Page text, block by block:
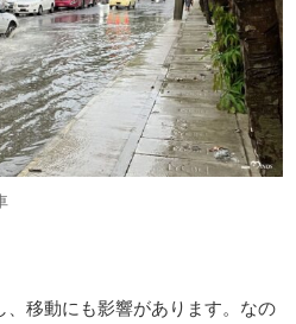
移動にも影響があります。なの